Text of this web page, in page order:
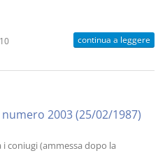
continua a leggere
numero 2003 (25/02/1987)
coniugi (ammessa dopo la